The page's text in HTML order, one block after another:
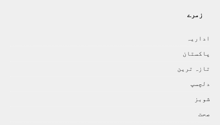
زمرے
اداريہ
پاکستان
تازہ ترين
دلچسپ
شوبز
صحت